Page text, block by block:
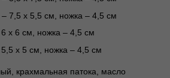
7,5 х 5,5 см, ножка – 4,5 см
6 х 6 см, ножка – 4,5 см
5,5 х 5 см, ножка – 4,5 см
крахмальная патока, масло